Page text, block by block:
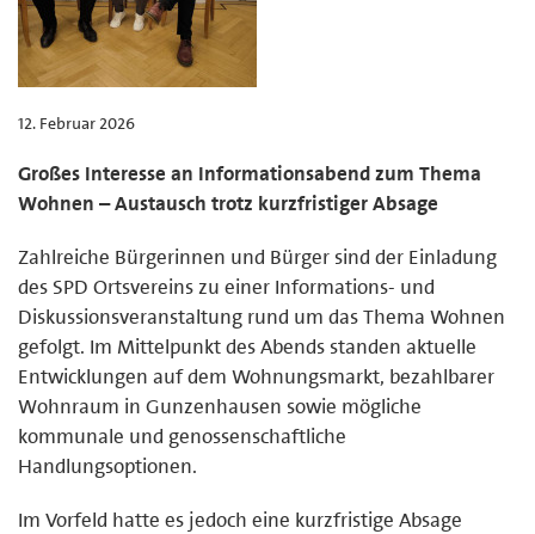
12. Februar 2026
Großes Interesse an Informationsabend zum Thema
Wohnen – Austausch trotz kurzfristiger Absage
Zahlreiche Bürgerinnen und Bürger sind der Einladung
des SPD Ortsvereins zu einer Informations- und
Diskussionsveranstaltung rund um das Thema Wohnen
gefolgt. Im Mittelpunkt des Abends standen aktuelle
Entwicklungen auf dem Wohnungsmarkt, bezahlbarer
Wohnraum in Gunzenhausen sowie mögliche
kommunale und genossenschaftliche
Handlungsoptionen.
Im Vorfeld hatte es jedoch eine kurzfristige Absage